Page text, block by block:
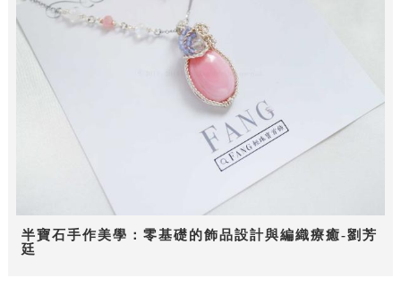
半寶石手作美學：零基礎的飾品設計與編織療癒-劉芳
廷